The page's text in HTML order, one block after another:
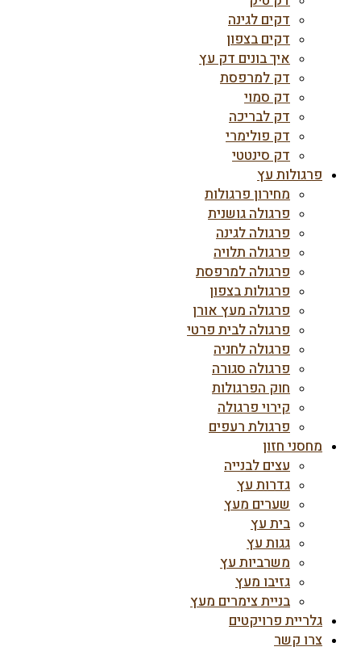
דקים לגינה
דקים בצפון
איך בונים דק עץ
דק למרפסת
דק סמוי
דק לבריכה
דק פולימרי
דק סינטטי
פרגולות עץ
מחירון פרגולות
פרגולה גושנית
פרגולה לגינה
פרגולה תלויה
פרגולה למרפסת
פרגולות בצפון
פרגולה מעץ אורן
פרגולה לבית פרטי
פרגולה לחניה
פרגולה סגורה
חוק הפרגולות
קירוי פרגולה
פרגולת רעפים
מחסני חזון
עצים לבנייה
גדרות עץ
שערים מעץ
בית עץ
גגות עץ
משרביות עץ
גזיבו מעץ
בניית צימרים מעץ
גלריית פרויקטים
צרו קשר